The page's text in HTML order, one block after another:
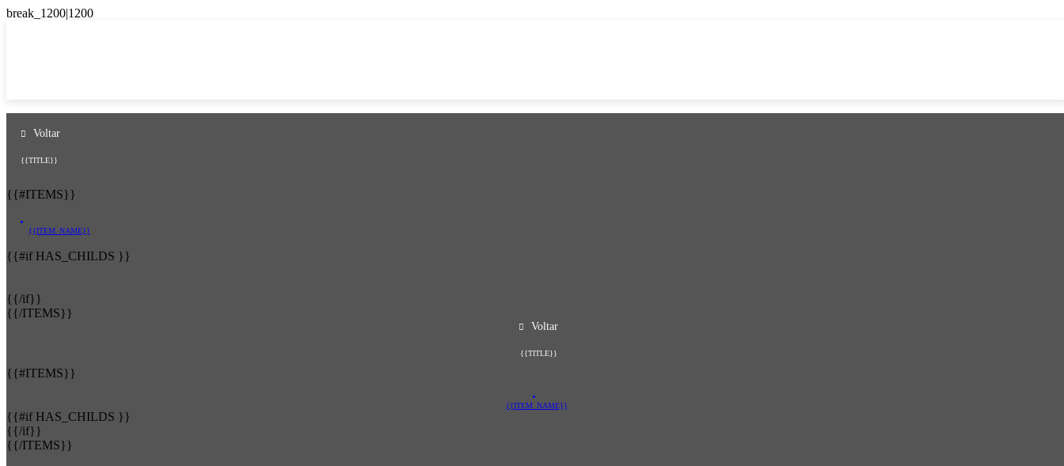
Voltar
{{TITLE}}
{{#ITEMS}}
{{ITEM_NAME}}
{{#if HAS_CHILDS }}
{{/if}}
{{/ITEMS}}
Voltar
{{TITLE}}
{{#ITEMS}}
{{ITEM_NAME}}
{{#if HAS_CHILDS }}
{{/if}}
{{/ITEMS}}